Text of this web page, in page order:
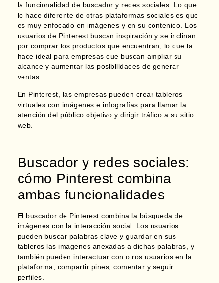
la funcionalidad de buscador y redes sociales. Lo que
lo hace diferente de otras plataformas sociales es que
es muy enfocado en imágenes y en su contenido. Los
usuarios de Pinterest buscan inspiración y se inclinan
por comprar los productos que encuentran, lo que la
hace ideal para empresas que buscan ampliar su
alcance y aumentar las posibilidades de generar
ventas.
En Pinterest, las empresas pueden crear tableros
virtuales con imágenes e infografías para llamar la
atención del público objetivo y dirigir tráfico a su sitio
web.
Buscador y redes sociales:
cómo Pinterest combina
ambas funcionalidades
El buscador de Pinterest combina la búsqueda de
imágenes con la interacción social. Los usuarios
pueden buscar palabras clave y guardar en sus
tableros las imagenes anexadas a dichas palabras, y
también pueden interactuar con otros usuarios en la
plataforma, compartir pines, comentar y seguir
perfiles.